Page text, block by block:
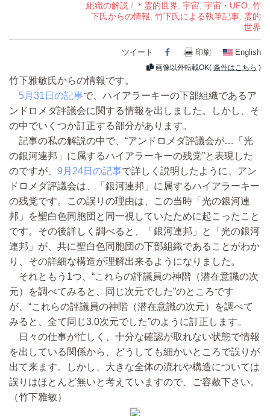
組織の解説 / ＊霊的世界 宇宙 宇宙・UFO 竹
下氏からの情報 竹下氏による執筆記事 霊的
世界
ツイート Facebook
印刷 English
画像以外転載OK( 条件はこちら )
竹下雅敏氏からの情報です。
5月31日の記事で、ハイアラーキーの下部組織であるア
ンドロメダ評議会に関する情報を出しました。しかし、そ
の中でいくつか訂正する部分があります。
記事の私の解説の中で、“アンドロメダ評議会が…「光
の銀河連邦」に属するハイアラーキーの残党”と表現した
のですが、 9月24日の記事で詳しく説明したように、アン
ドロメダ評議会は、「銀河連邦」に属するハイアラーキー
の残党です。この誤りの理由は、この当時「光の銀河連
邦」を聖白色同胞団と同一視していたために起こったこと
です。その後詳しく調べると、「銀河連邦」と「光の銀河
連邦」が、共に聖白色同胞団の下部組織であることがわか
り、その詳細な構造が理解出来るようになりました。
それともう1つ、“これらの評議員の神階（潜在意識の次
元）を調べてみると、同じ次元でした”のところです
が、“これらの評議員の神階（潜在意識の次元）を調べて
みると、全て同じ3.0次元でした”のように訂正します。
日々の仕事が忙しく、十分な確認が取れない状態で情報
を出している関係から、どうしても細かいところで誤りが
出て来ます。しかし、大きな全体の流れや構造については
誤りはほとんど無いと考えていますので、ご容赦下さい。
（竹下雅敏）